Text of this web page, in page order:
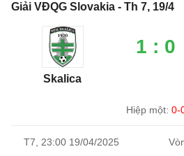
Giải VĐQG Slovakia - Th 7, 19/4
Skalica
1 : 0
Hiệp một: 0-
T7, 23:00 19/04/2025